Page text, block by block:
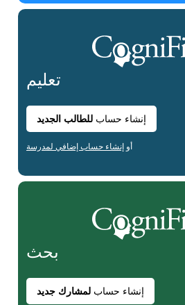
تعليم
إنشاء حسابللطالب الجديد
أو إنشاء حساب إضافي لمدرسة
بحث
إنشاء حسابلمشارك جديد